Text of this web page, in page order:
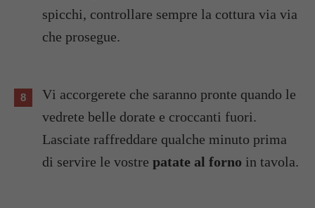
spicchi, controllare sempre la cottura via via
che prosegue.
Vi accorgerete che saranno pronte quando le
vedrete belle dorate e croccanti fuori.
Lasciate raffreddare qualche minuto prima
di servire le vostre patate al forno in tavola.